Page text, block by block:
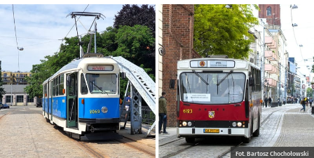
Kliknij, aby zobaczyć galerię
Fot. Bartosz Chochołowski